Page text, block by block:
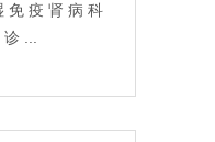
免 疫 肾 病 科
...